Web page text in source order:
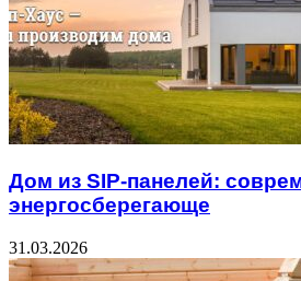
Дом из SIP-панелей:
энергосберегающе
31.03.2026